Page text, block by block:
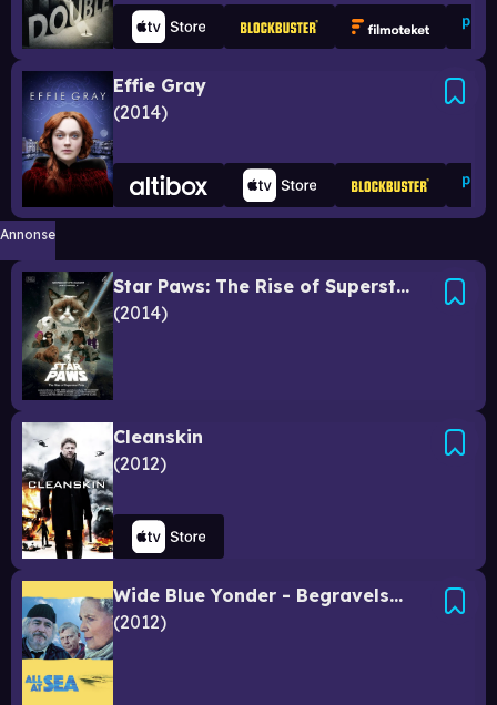
Effie Gray
2014
Annonse
Star Paws: The Rise of Superstar Pets
2014
Cleanskin
2012
Wide Blue Yonder - Begravelse til besvær
2012